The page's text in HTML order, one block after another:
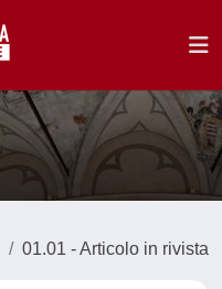
01.01 - Articolo in rivista